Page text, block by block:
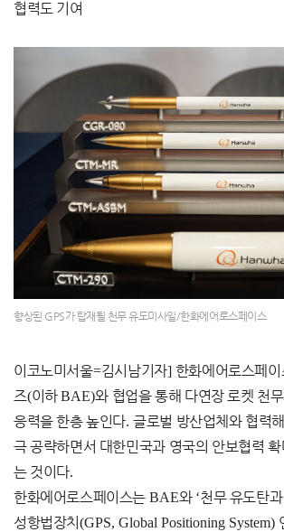
협력도 기여
향상된 GPS가 탑재될 천무 유도미사일/한화에어로스페이스
이코노미서울=김시남기자] 한화에어로스페
즈(이하BAE)와 협업을 통해 다연장 로켓 천
응력을 한층 높인다.글로벌 방산업체와 협력
극 공략하면서 대한민국과 영국의 안보협력
는 것이다.
한화에어로스페이스는 BAE와 ‘천무 유도탄
성항법장치(GPS, Global Positioning System)